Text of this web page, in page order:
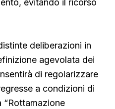
evitando il ricorso
deliberazioni in
agevolata dei
di regolarizzare
a condizioni di
“Rottamazione